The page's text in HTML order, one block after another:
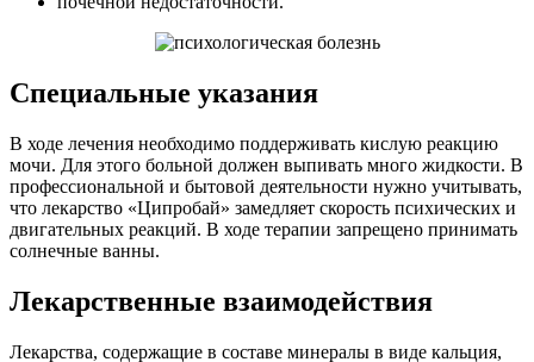
Специальные указания
В ходе лечения необходимо поддерживать кислую реакцию
мочи. Для этого больной должен выпивать много жидкости. В
профессиональной и бытовой деятельности нужно учитывать,
что лекарство «Ципробай» замедляет скорость психических и
двигательных реакций. В ходе терапии запрещено принимать
солнечные ванны.
Лекарственные взаимодействия
Лекарства, содержащие в составе минералы в виде кальция,